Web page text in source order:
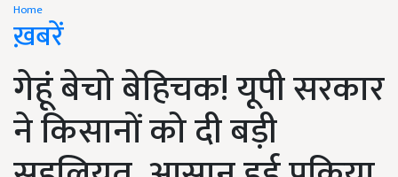
Home
ख़बरें
गेहूं बेचो बेहिचक! यूपी सरकार
ने किसानों को दी बड़ी